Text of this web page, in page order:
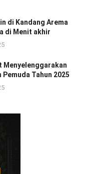
di Kandang Arema
di Menit akhir
Menyelenggarakan
Tahun 2025